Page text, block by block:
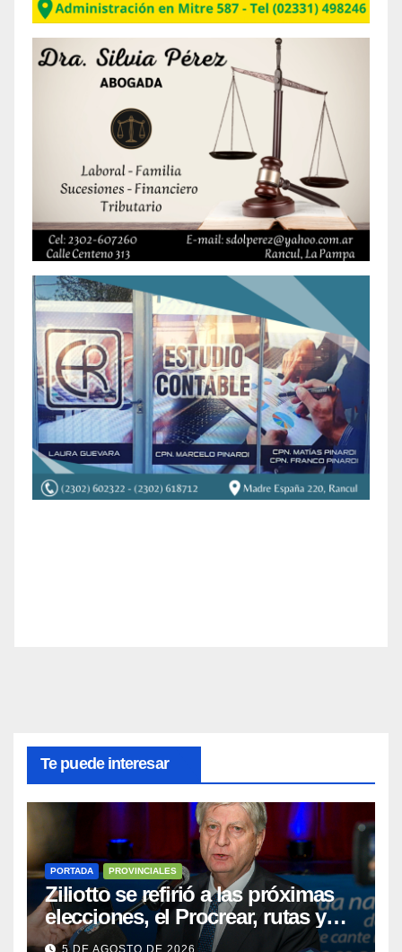
Te puede interesar
PORTADA PROVINCIALES
Ziliotto se refirió a las próximas
elecciones, el Procrear, rutas y
Vaca Muerta
5 DE AGOSTO DE 2026